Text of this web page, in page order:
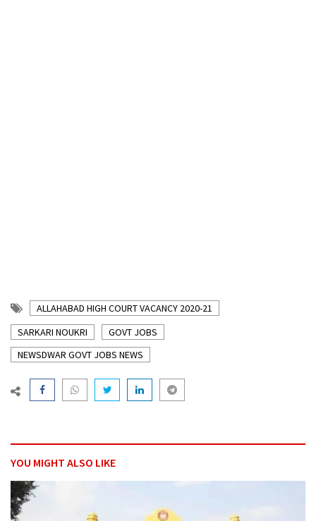
ALLAHABAD HIGH COURT VACANCY 2020-21
SARKARI NOUKRI
GOVT JOBS
NEWSDWAR GOVT JOBS NEWS
YOU MIGHT ALSO LIKE